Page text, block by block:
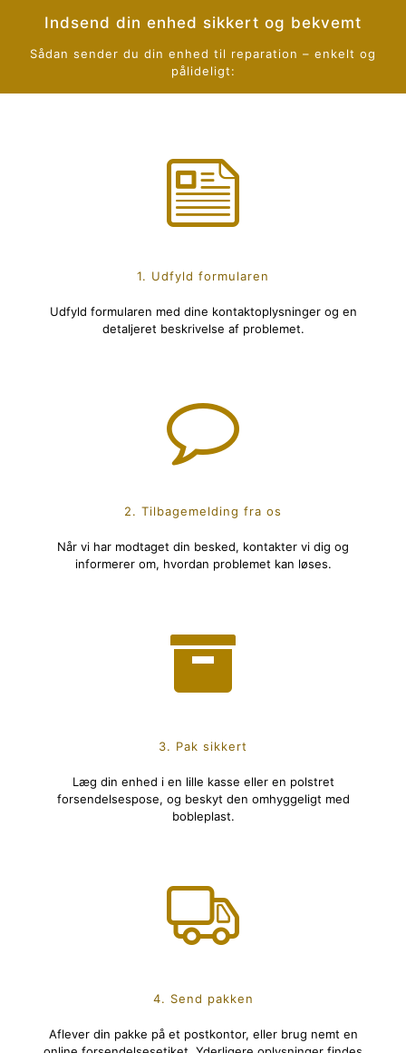
Indsend din enhed sikkert og bekvemt
Sådan sender du din enhed til reparation – enkelt og
pålideligt:
1. Udfyld formularen
Udfyld formularen med dine kontaktoplysninger og en
detaljeret beskrivelse af problemet.
2. Tilbagemelding fra os
Når vi har modtaget din besked, kontakter vi dig og
informerer om, hvordan problemet kan løses.
3. Pak sikkert
Læg din enhed i en lille kasse eller en polstret
forsendelsespose, og beskyt den omhyggeligt med
bobleplast.
4. Send pakken
Aflever din pakke på et postkontor, eller brug nemt en